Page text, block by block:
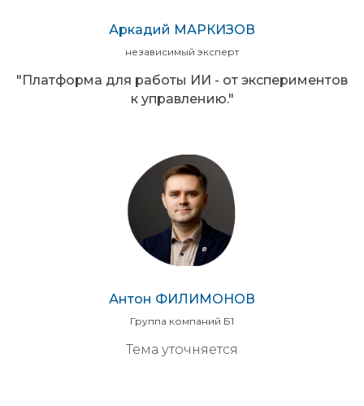
Аркадий МАРКИЗОВ
независимый эксперт
"Платформа для работы ИИ - от экспериментов
к управлению."
Антон ФИЛИМОНОВ
Группа компаний Б1
Тема уточняется